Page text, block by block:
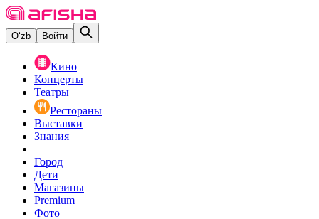
O‘zb Войти
Кино
Концерты
Театры
Рестораны
Выставки
Знания
Город
Дети
Магазины
Premium
Фото